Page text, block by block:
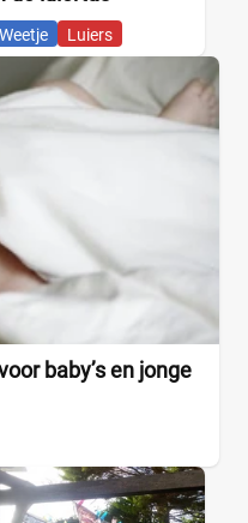
Weetje Luiers
baby’s en jonge